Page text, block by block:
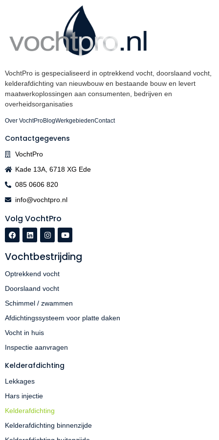
VochtPro is gespecialiseerd in optrekkend vocht, doorslaand vocht,
kelderafdichting van nieuwbouw en bestaande bouw en levert
maatwerkoplossingen aan consumenten, bedrijven en
overheidsorganisaties
Over VochtProBlogWerkgebiedenContact
Contactgegevens
VochtPro
Kade 13A, 6718 XG Ede
085 0606 820
info@vochtpro.nl
Volg VochtPro
Vochtbestrijding
Optrekkend vocht
Doorslaand vocht
Schimmel / zwammen
Afdichtingssysteem voor platte daken
Vocht in huis
Inspectie aanvragen
Kelderafdichting
Lekkages
Hars injectie
Kelderafdichting
Kelderafdichting binnenzijde